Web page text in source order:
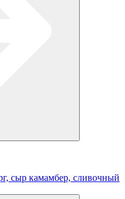
сыр камамбер, сливочный